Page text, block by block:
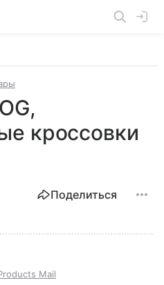
кроссовки
Поделиться
Mail